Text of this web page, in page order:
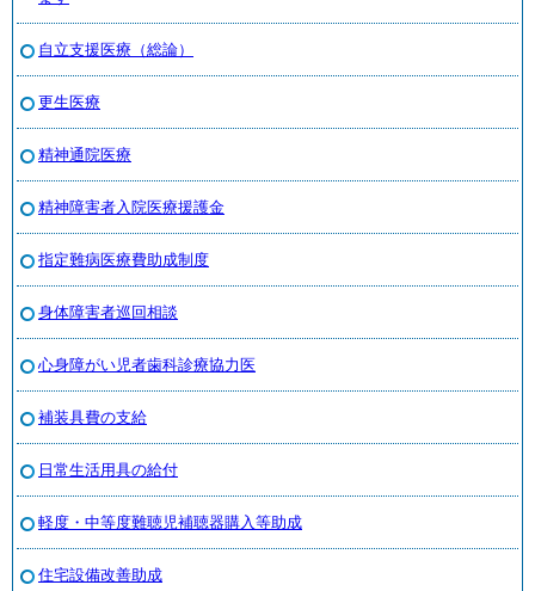
自立支援医療（総論）
更生医療
精神通院医療
精神障害者入院医療援護金
指定難病医療費助成制度
身体障害者巡回相談
心身障がい児者歯科診療協力医
補装具費の支給
日常生活用具の給付
軽度・中等度難聴児補聴器購入等助成
住宅設備改善助成